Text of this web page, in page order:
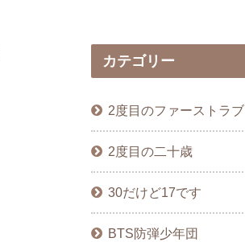
カテゴリー
2度目のファーストラブ
2度目の二十歳
30だけど17です
BTS防弾少年団